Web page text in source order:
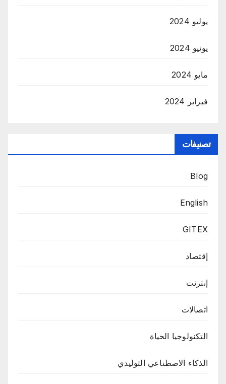
يوليو 2024
يونيو 2024
مايو 2024
فبراير 2024
تصنيفات
Blog
English
GITEX
إقتصاد
إنترنت
اتصالات
التكنولوجيا الحياة
الذكاء الاصطناعي التوليدي